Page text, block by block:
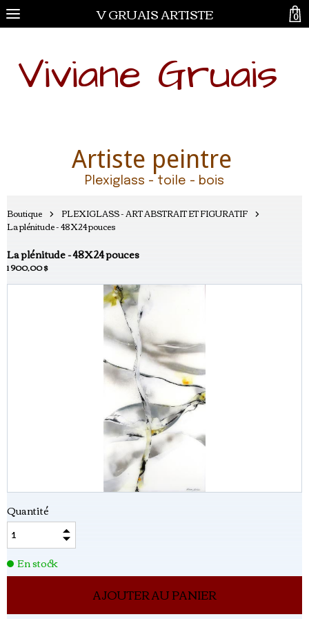
V GRUAIS ARTISTE
Viviane Gruais
Artiste peintre
Plexiglass - toile - bois
Boutique
PLEXIGLASS - ART ABSTRAIT ET FIGURATIF
La plénitude - 48X24 pouces
La plénitude - 48X24 pouces
1 900,00 $
Quantité
En stock
0